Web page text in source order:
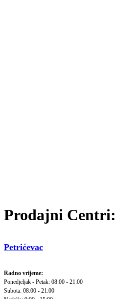
Prodajni Centri:
Petrićevac
Radno vrijeme:
Ponedjeljak - Petak: 08:00 - 21:00
Subota: 08:00 - 21:00